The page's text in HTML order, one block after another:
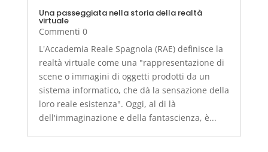
Una passeggiata nella storia della realtà
virtuale
Commenti 0
L'Accademia Reale Spagnola (RAE) definisce la
realtà virtuale come una "rappresentazione di
scene o immagini di oggetti prodotti da un
sistema informatico, che dà la sensazione della
loro reale esistenza". Oggi, al di là
dell'immaginazione e della fantascienza, è...